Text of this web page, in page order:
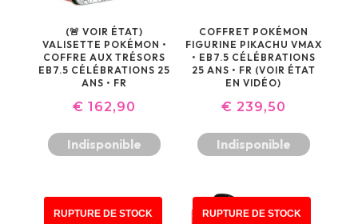
(🚨 VOIR ÉTAT)
VALISETTE POKÉMON •
COFFRE AUX TRÉSORS
EB7.5 CÉLÉBRATIONS 25
ANS • FR
€ 162,90
Indisponible
COFFRET POKÉMON
FIGURINE PIKACHU VMAX
• EB7.5 CÉLÉBRATIONS
25 ANS • FR (VOIR ÉTAT
EN VIDÉO)
€ 239,50
Indisponible
PROMO !
RUPTURE DE STOCK RUPTURE DE STOCK